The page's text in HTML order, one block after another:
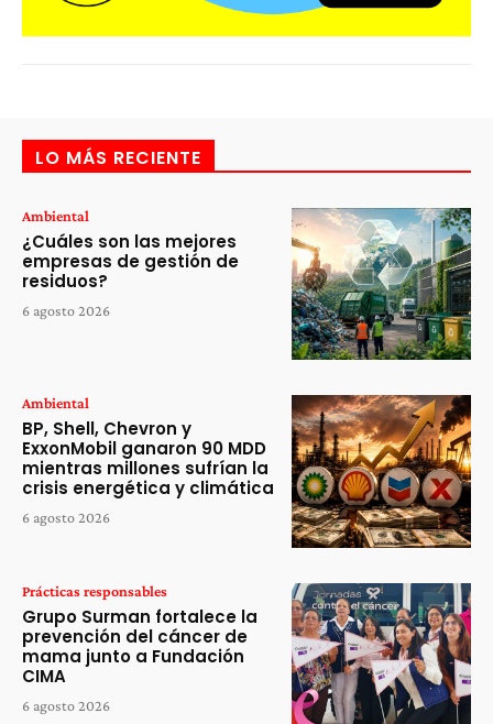
LO MÁS RECIENTE
Ambiental
¿Cuáles son las mejores
empresas de gestión de
residuos?
6 agosto 2026
Ambiental
BP, Shell, Chevron y
ExxonMobil ganaron 90 MDD
mientras millones sufrían la
crisis energética y climática
6 agosto 2026
Prácticas responsables
Grupo Surman fortalece la
prevención del cáncer de
mama junto a Fundación
CIMA
6 agosto 2026